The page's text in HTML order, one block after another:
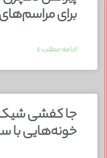
برای
ادامه مطلب »
خونه‌هایی با